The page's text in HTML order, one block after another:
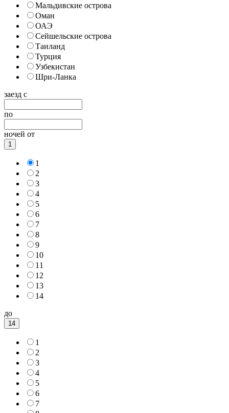
Мальдивские острова
Оман
ОАЭ
Сейшельские острова
Таиланд
Турция
Узбекистан
Шри-Ланка
заезд с
по
ночей от
1
1
2
3
4
5
6
7
8
9
10
11
12
13
14
до
14
1
2
3
4
5
6
7